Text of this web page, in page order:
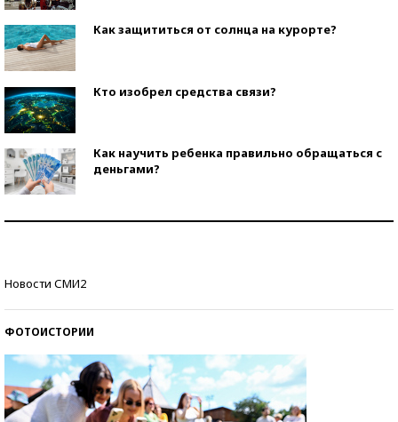
Как защититься от солнца на курорте?
Кто изобрел средства связи?
Как научить ребенка правильно обращаться с
деньгами?
Новости СМИ2
ФОТОИСТОРИИ